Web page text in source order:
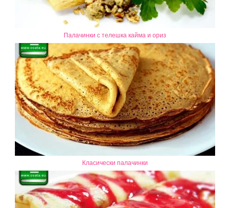
Палачинки с телешка кайма и ориз
Класически палачинки